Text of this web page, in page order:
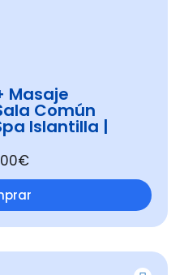
Masaje
Común
Islantilla |